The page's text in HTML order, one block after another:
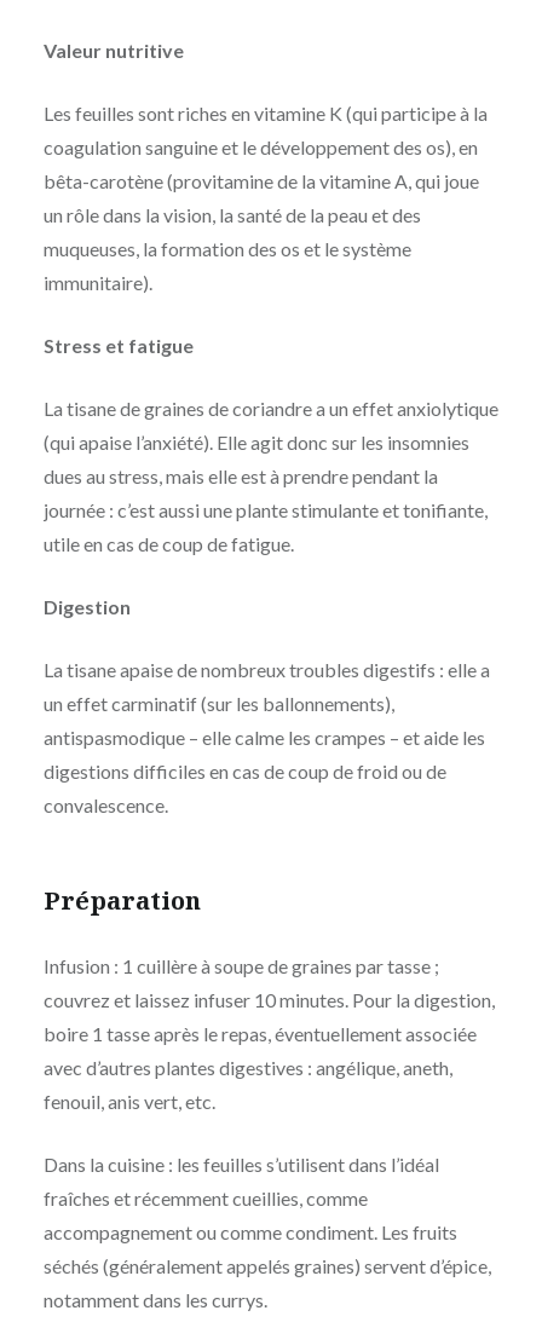
Valeur nutritive
Les feuilles sont riches en vitamine K (qui participe à la
coagulation sanguine et le développement des os), en
bêta-carotène (provitamine de la vitamine A, qui joue
un rôle dans la vision, la santé de la peau et des
muqueuses, la formation des os et le système
immunitaire).
Stress et fatigue
La tisane de graines de coriandre a un effet anxiolytique
(qui apaise l’anxiété). Elle agit donc sur les insomnies
dues au stress, mais elle est à prendre pendant la
journée : c’est aussi une plante stimulante et tonifiante,
utile en cas de coup de fatigue.
Digestion
La tisane apaise de nombreux troubles digestifs : elle a
un effet carminatif (sur les ballonnements),
antispasmodique – elle calme les crampes – et aide les
digestions difficiles en cas de coup de froid ou de
convalescence.
Préparation
Infusion : 1 cuillère à soupe de graines par tasse ;
couvrez et laissez infuser 10 minutes. Pour la digestion,
boire 1 tasse après le repas, éventuellement associée
avec d’autres plantes digestives : angélique, aneth,
fenouil, anis vert, etc.
Dans la cuisine : les feuilles s’utilisent dans l’idéal
fraîches et récemment cueillies, comme
accompagnement ou comme condiment. Les fruits
séchés (généralement appelés graines) servent d’épice,
notamment dans les currys.